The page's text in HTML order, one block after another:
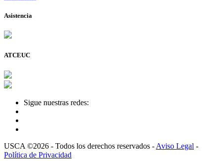
Asistencia
ATCEUC
Sigue nuestras redes:
USCA ©2026 - Todos los derechos reservados - Aviso Legal -
Política de Privacidad